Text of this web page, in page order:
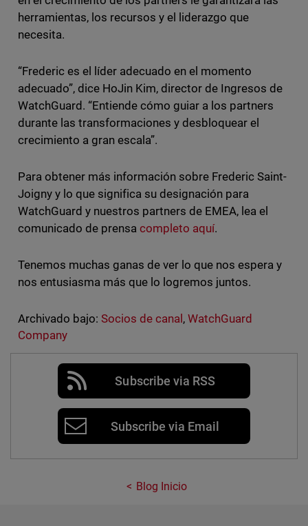
herramientas, los recursos y el liderazgo que
necesita.
“Frederic es el líder adecuado en el momento
adecuado”, dice HoJin Kim, director de Ingresos de
WatchGuard. “Entiende cómo guiar a los partners
durante las transformaciones y desbloquear el
crecimiento a gran escala”.
Para obtener más información sobre Frederic Saint-
Joigny y lo que significa su designación para
WatchGuard y nuestros partners de EMEA, lea el
comunicado de prensa completo aquí.
Tenemos muchas ganas de ver lo que nos espera y
nos entusiasma más que lo logremos juntos.
Archivado bajo: Socios de canal,WatchGuard
Company
Subscribe via RSS
Subscribe via Email
Blog Inicio